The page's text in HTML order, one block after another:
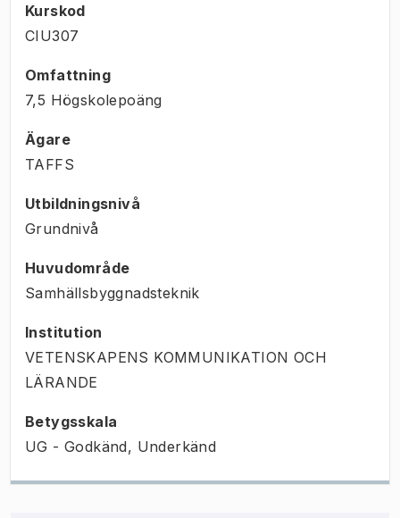
Kurskod
CIU307
Omfattning
7,5 Högskolepoäng
Ägare
TAFFS
Utbildningsnivå
Grundnivå
Huvudområde
Samhällsbyggnadsteknik
Institution
VETENSKAPENS KOMMUNIKATION OCH
LÄRANDE
Betygsskala
UG - Godkänd, Underkänd